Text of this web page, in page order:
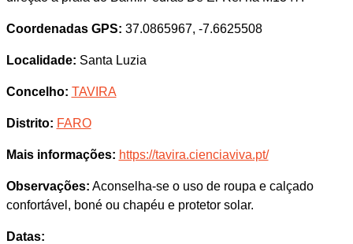
Coordenadas GPS: 37.0865967, -7.6625508
Localidade: Santa Luzia
Concelho: TAVIRA
Distrito: FARO
Mais informações: https://tavira.cienciaviva.pt/
Observações: Aconselha-se o uso de roupa e calçado
confortável, boné ou chapéu e protetor solar.
Datas: